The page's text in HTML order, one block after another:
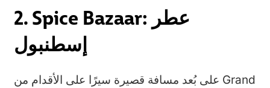
2. Spice Bazaar: عطر
إسطنبول
على بُعد مسافة قصيرة سيرًا على الأقدام من Grand